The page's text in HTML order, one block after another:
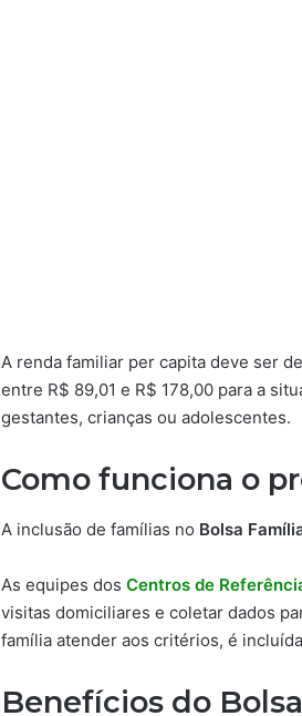
A renda familiar per capita deve ser
entre R$ 89,01 e R$ 178,00 para a
gestantes, crianças ou adolescentes.
Como funciona o
A inclusão de famílias no Bolsa
As equipes dos Centros de
visitas domiciliares e coletar dados
família atender aos critérios, é
Benefícios do